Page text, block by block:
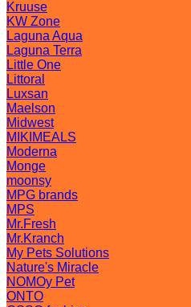
Kruuse
KW Zone
Laguna Aqua
Laguna Terra
Little One
Littoral
Luxsan
Maelson
Midwest
MIKIMEALS
Moderna
Monge
moonsy
MPG brands
MPS
Mr.Fresh
Mr.Kranch
My Pets Solutions
Nature's Miracle
NOMOy Pet
ONTO